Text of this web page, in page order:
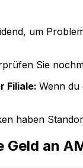
um
Sie
Filiale: Wenn du
haben
Geld an